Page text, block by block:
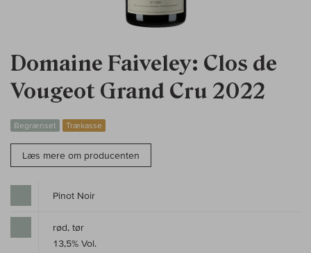
Domaine Faiveley: Clos de
Vougeot Grand Cru 2022
Begrænset Trækasse
Læs mere om producenten
Pinot Noir
rød, tør
13,5% Vol.